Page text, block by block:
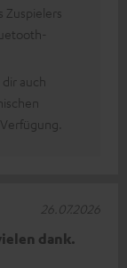
Zuspielers
auch
dank.
26.07.2026